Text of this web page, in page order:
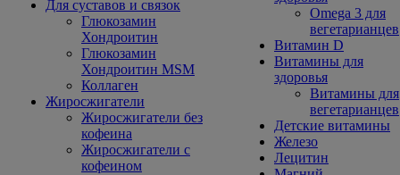
Для суставов и связок
Глюкозамин
Хондроитин
Глюкозамин
Хондроитин MSM
Коллаген
Жиросжигатели
Жиросжигатели без
кофеина
Жиросжигатели с
кофеином
Omega 3 для
вегетарианцев
Витамин D
Витамины для
здоровья
Витамины для
вегетарианцев
Детские витамины
Железо
Лецитин